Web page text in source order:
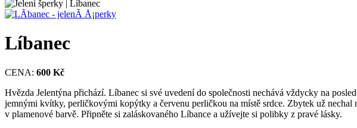
Líbanec
CENA: 600 Kč
Hvězda Jelentýna přichází. Líbanec si své uvedení do společnosti nechává vždycky na
jemnými kvítky, perličkovými kopýtky a červenu perličkou na místě srdce. Zbytek už
v plamenové barvě. Připněte si zaláskovaného Líbance a užívejte si polibky z pravé lásky.